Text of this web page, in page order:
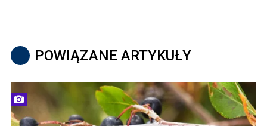
POWIĄZANE ARTYKUŁY